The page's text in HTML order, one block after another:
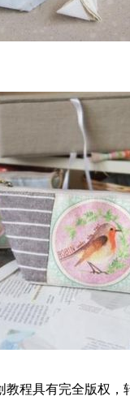
程具有完全版权，